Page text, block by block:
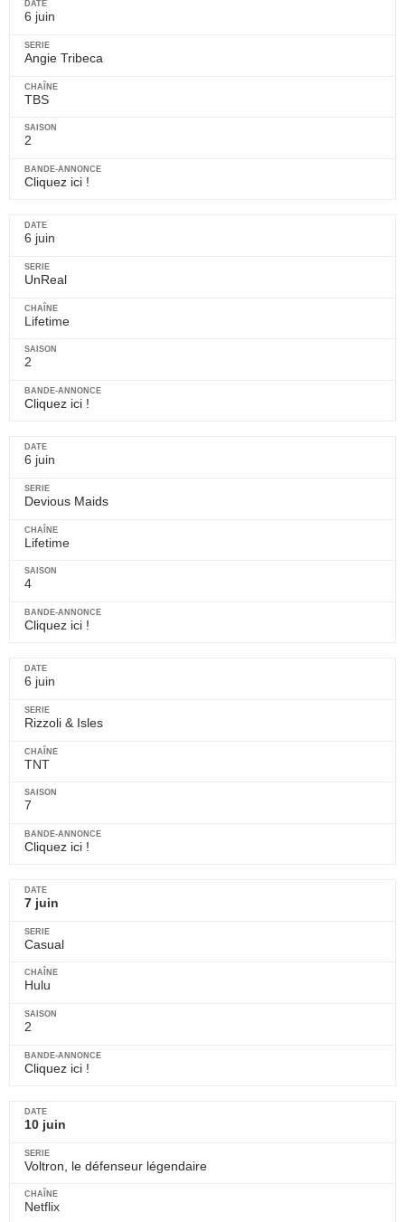
6 juin
Angie Tribeca
TBS
2
Cliquez ici !
6 juin
UnReal
Lifetime
2
Cliquez ici !
6 juin
Devious Maids
Lifetime
4
Cliquez ici !
6 juin
Rizzoli & Isles
TNT
7
Cliquez ici !
7 juin
Casual
Hulu
2
Cliquez ici !
10 juin
Voltron, le défenseur légendaire
Netflix